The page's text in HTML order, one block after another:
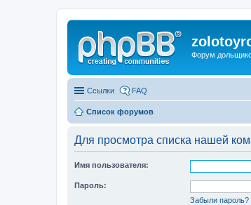
Форум
Ссылки FAQ
Список форумов
Для просмотра списка нашей
Имя пользователя:
Пароль:
Забыли пароль?